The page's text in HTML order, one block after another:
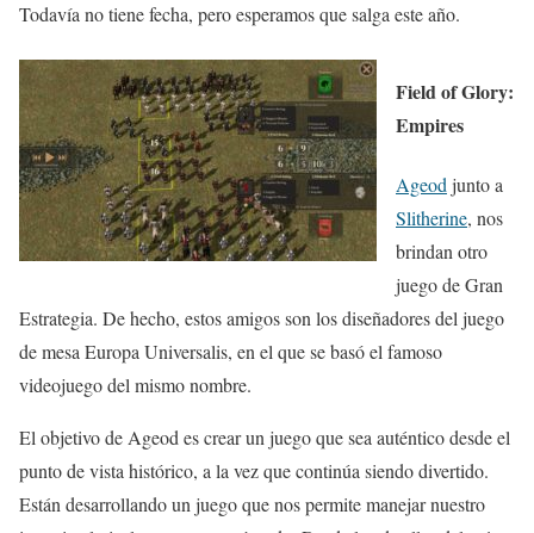
Todavía no tiene fecha, pero esperamos que salga este año.
Field of Glory:
Empires
Ageod junto a
Slitherine, nos
brindan otro
juego de Gran
Estrategia. De hecho, estos amigos son los diseñadores del juego
de mesa Europa Universalis, en el que se basó el famoso
videojuego del mismo nombre.
El objetivo de Ageod es crear un juego que sea auténtico desde el
punto de vista histórico, a la vez que continúa siendo divertido.
Están desarrollando un juego que nos permite manejar nuestro